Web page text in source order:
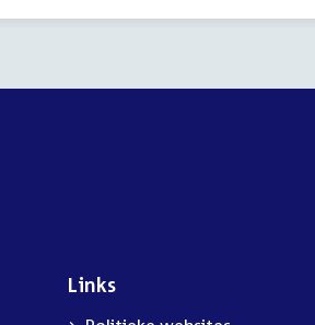
Links